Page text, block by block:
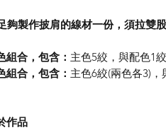
夠製作披肩的線材一份，須拉雙
組合，包含： 主色5絞，與配色1絞
組合，包含： 主色6絞(兩色各3)，
作品